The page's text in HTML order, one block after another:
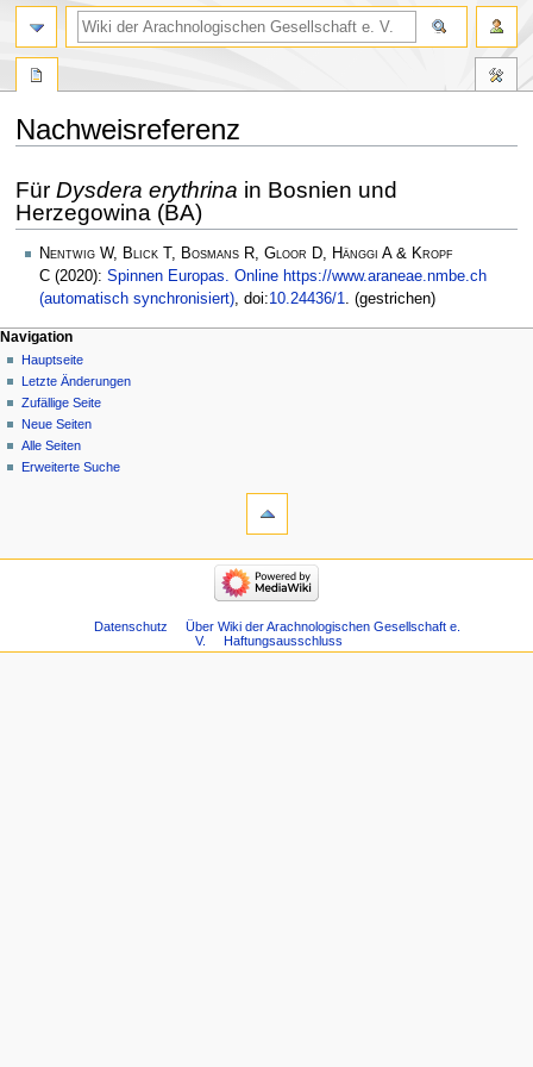
Nachweisreferenz
Navigation
springen
Suche
springen
Für Dysdera erythrina in Bosnien und
Herzegowina (BA)
Nentwig W, Blick T, Bosmans R, Gloor D, Hänggi A & Kropf
C (2020): Spinnen Europas. Online https://www.araneae.nmbe.ch
(automatisch synchronisiert), doi:10.24436/1. (gestrichen)
Navigation
Hauptseite
Letzte Änderungen
Zufällige Seite
Neue Seiten
Alle Seiten
Erweiterte Suche
Datenschutz
Über Wiki der Arachnologischen Gesellschaft e.
V.
Haftungsausschluss